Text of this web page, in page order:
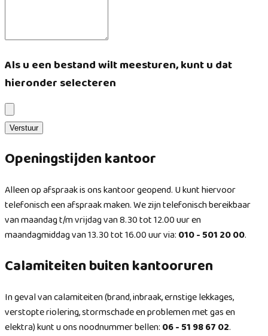
Als u een bestand wilt meesturen, kunt u dat
hieronder selecteren
Verstuur
Openingstijden kantoor
Alleen op afspraak is ons kantoor geopend. U kunt hiervoor
telefonisch een afspraak maken. We zijn telefonisch bereikbaar
van maandag t/m vrijdag van 8.30 tot 12.00 uur en
maandagmiddag van 13.30 tot 16.00 uur via: 010 - 501 20 00.
Calamiteiten buiten kantooruren
In geval van calamiteiten (brand, inbraak, ernstige lekkages,
verstopte riolering, stormschade en problemen met gas en
elektra) kunt u ons noodnummer bellen: 06 - 51 98 67 02.